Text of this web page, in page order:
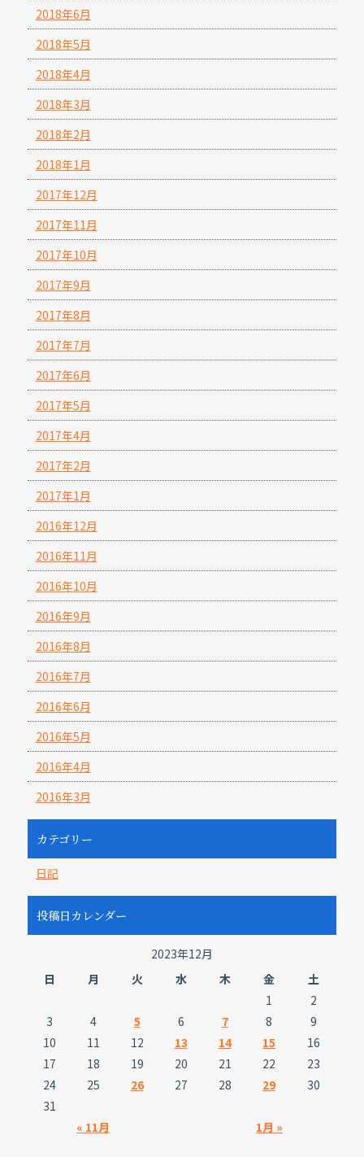
2018年6月
2018年5月
2018年4月
2018年3月
2018年2月
2018年1月
2017年12月
2017年11月
2017年10月
2017年9月
2017年8月
2017年7月
2017年6月
2017年5月
2017年4月
2017年2月
2017年1月
2016年12月
2016年11月
2016年10月
2016年9月
2016年8月
2016年7月
2016年6月
2016年5月
2016年4月
2016年3月
カテゴリー
日記
投稿日カレンダー
2023年12月
日
月 火 水 木 金 土
« 11月 1月 »
1
2
3
4 5 6 7 8
9
10
11 12 13 14 15
16
17
18 19 20 21 22
23
24
25 26 27 28 29
30
31